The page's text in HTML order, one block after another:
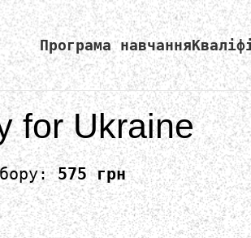
Програма навчання
for Ukraine
575 грн